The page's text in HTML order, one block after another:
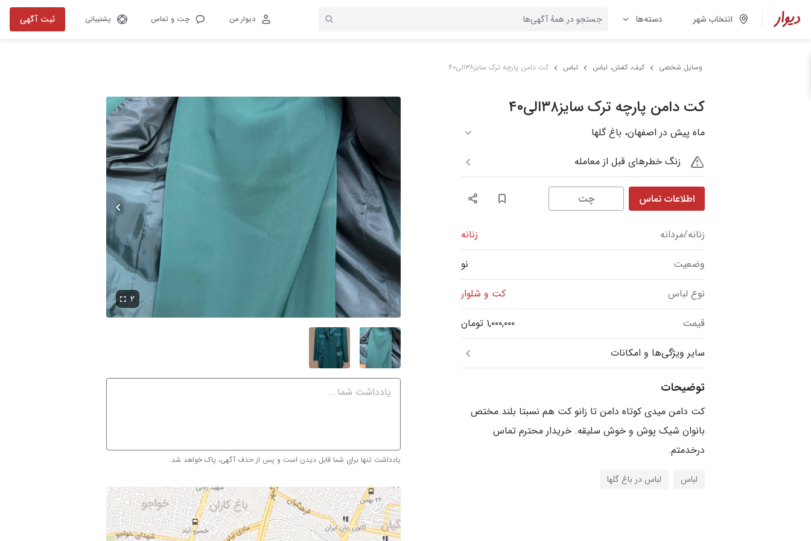
انتخاب شهر دسته‌ها دیوار من چت و تماس پشتیبانی ثبت آگهی
وسایل شخصی کیف، کفش، لباس لباس کت دامن پارچه ترک سایز۳۸الی۴۰
کت دامن پارچه ترک سایز۳۸الی۴۰
ماه پیش در اصفهان، باغ گلها
زنگ خطرهای قبل از معامله
اطلاعات تماس چت
زنانه/مردانه
زنانه
وضعیت
نو
نوع لباس
کت و شلوار
قیمت
سایر ویژگی‌ها و امکانات
توضیحات
کت دامن میدی کوتاه دامن تا زانو کت هم نسبتا بلند.مختص
بانوان شیک پوش و خوش سلیقه. خریدار محترم تماس
درخدمتم.
لباس لباس در باغ گلها
تصویر 1 از 2
۲
یادداشت تنها برای شما قابل دیدن است و پس از حذف آگهی، پاک خواهد شد.